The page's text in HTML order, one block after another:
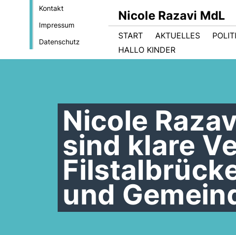
Kontakt
Impressum
Datenschutz
Nicole Razavi MdL
START AKTUELLES
HALLO KINDER
Nicole
sind klare
und